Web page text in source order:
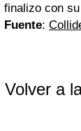
finalizo con
Fuente:
Volver a